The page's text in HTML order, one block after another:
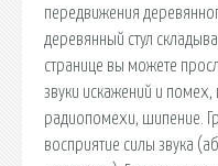
передвижения
деревянный стул
странице вы можете
звуки искажений и
радиопомехи, шипение.
восприятие силы звука